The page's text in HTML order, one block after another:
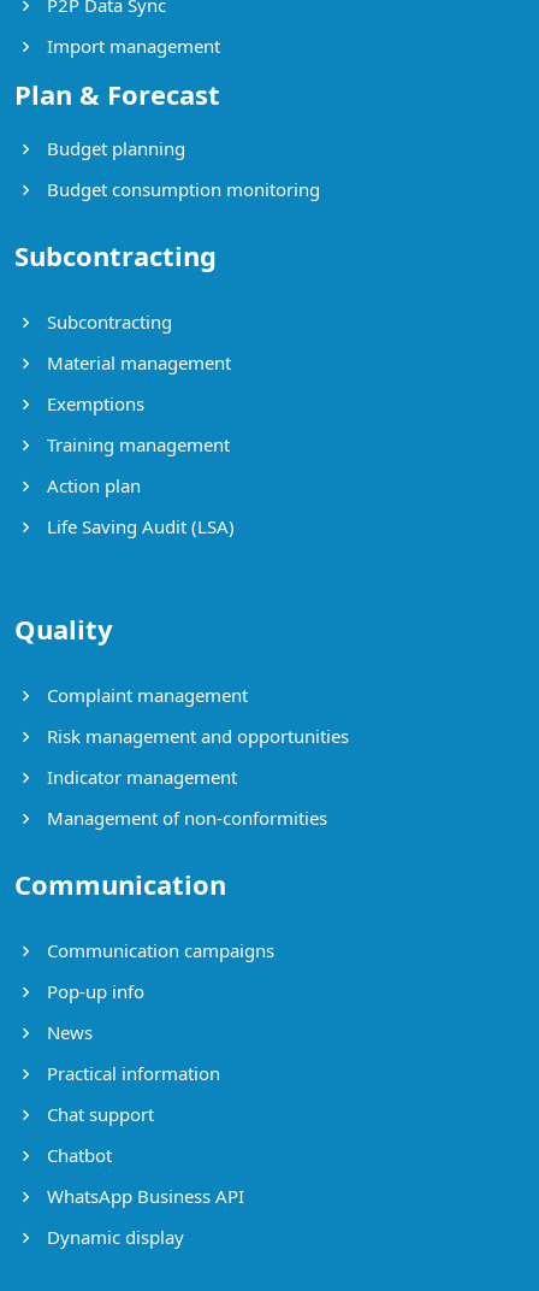
Import management
Plan & Forecast
Budget planning
Budget consumption monitoring
Subcontracting
Subcontracting
Material management
Exemptions
Training management
Action plan
Life Saving Audit (LSA)
Quality
Complaint management
Risk management and opportunities
Indicator management
Management of non-conformities
Communication
Communication campaigns
Pop-up info
News
Practical information
Chat support
Chatbot
WhatsApp Business API
Dynamic display